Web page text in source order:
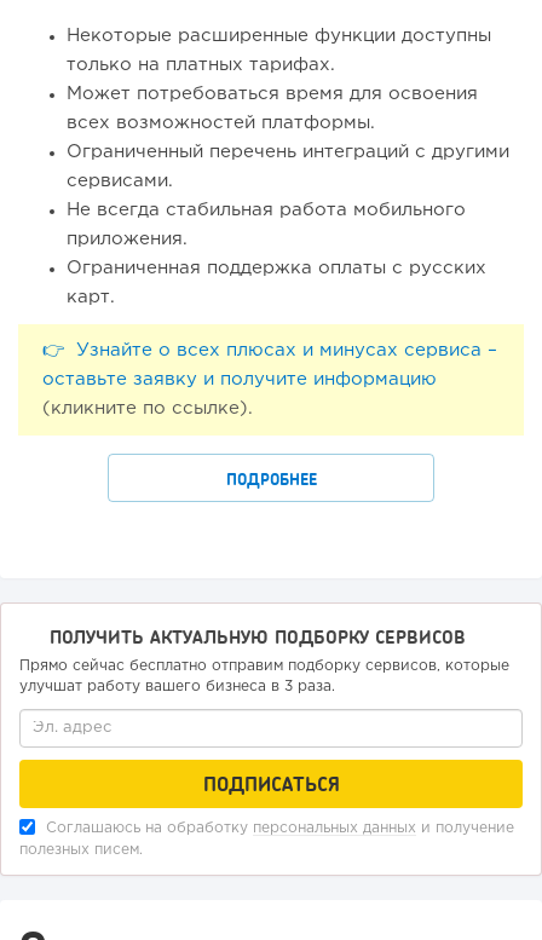
Некоторые расширенные функции доступны
только на платных тарифах.
Может потребоваться время для освоения
всех возможностей платформы.
Ограниченный перечень интеграций с другими
сервисами.
Не всегда стабильная работа мобильного
приложения.
Ограниченная поддержка оплаты с русских
карт.
👉 Узнайте о всех плюсах и минусах сервиса –
оставьте заявку и получите информацию
(кликните по ссылке).
ПОДРОБНЕЕ
ПОЛУЧИТЬ АКТУАЛЬНУЮ ПОДБОРКУ СЕРВИСОВ
Прямо сейчас бесплатно отправим подборку сервисов, которые
улучшат работу вашего бизнеса в 3 раза.
Соглашаюсь на обработку персональных данных и получение
полезных писем.